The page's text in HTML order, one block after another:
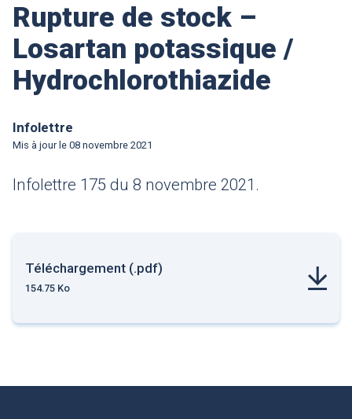
Rupture de stock –
Losartan potassique /
Hydrochlorothiazide
Infolettre
Mis à jour le 08 novembre 2021
Infolettre 175 du 8 novembre 2021.
Téléchargement (.pdf)
154.75 Ko